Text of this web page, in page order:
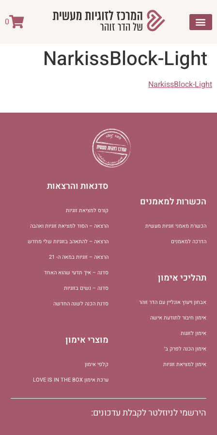
0
NarkissBlock-Light
NarkissBlock-Light
הכשרות למאמנים
הכשרת מאמני זוגיות מעשית
הדרכה למאמנים
תהליכי אימון
אבחון ויעוץ אונליין עם הדר זוהר
אימון חיבור לתודעת אישה
אימון לזוגות
אימון הכנה לפרק ב׳
אימון למציאת זוגיות
סדנאות והרצאות
קורס למציאת זוגיות
הרצאה – הסוד למציאת זוגיות ואהבה
הרצאה – להתאהב בזוגיות שלי מחדש
הרצאה – זוגיות במאה ה- 21
סדנה – איך תדעי שהוא האחד
סדנה – נשים בזוגיות
סדנת הכנה לשנה החדשה
מוצרי אימון
קלפי אימון
ערכת אימון LOVE IS IN THE BOX
הירשמי לניוזלטר לקבלת עדכונים: